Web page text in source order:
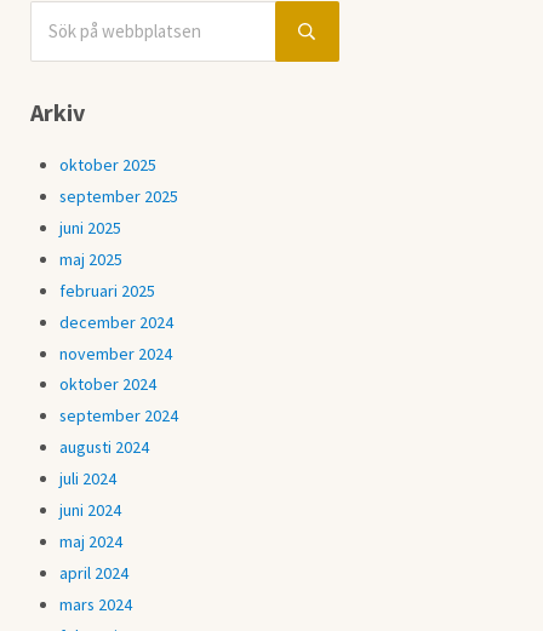
Sidebar
Submit search
Arkiv
oktober 2025
september 2025
juni 2025
maj 2025
februari 2025
december 2024
november 2024
oktober 2024
september 2024
augusti 2024
juli 2024
juni 2024
maj 2024
april 2024
mars 2024